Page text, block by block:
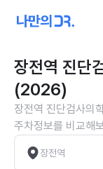
장전역 진단
(2026)
장전역 진단검사의
주차정보를 비교해
장전역